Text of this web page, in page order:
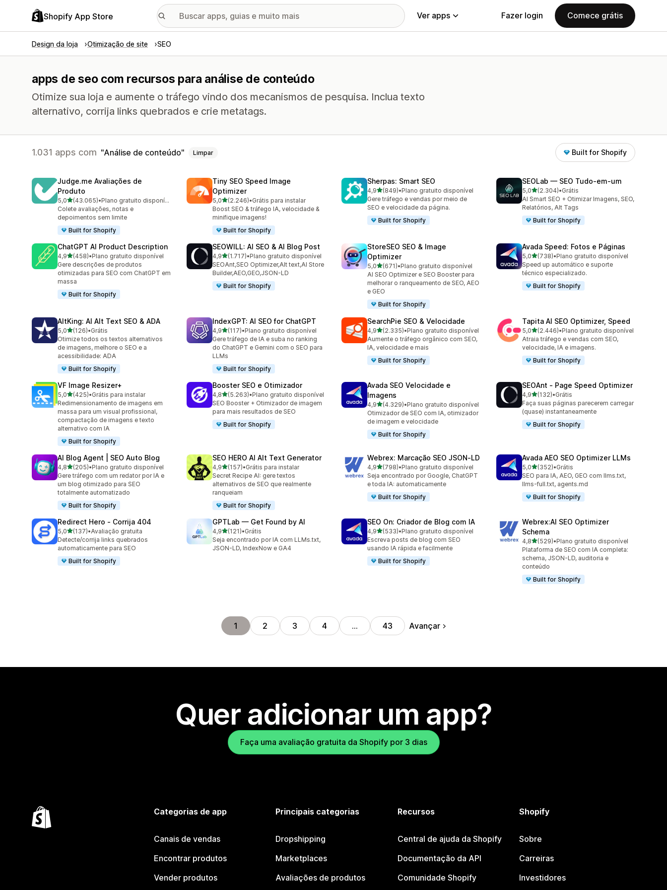
Shopify App Store Ver apps Fazer login Comece grátis
Design da loja Otimização de site SEO
apps de seo com recursos para análise de conteúdo
Otimize sua loja e aumente o tráfego vindo dos mecanismos de pesquisa. Inclua texto
alternativo, corrija links quebrados e crie metatags.
1.031 apps com Análise de conteúdo Limpar Built for Shopify
Judge.me Avaliações de
Produto
5,0de 5 estrelas
(43.065)
43065 avaliações ao todo
•
Plano gratuito disponível
Colete avaliações, notas e
depoimentos sem limite
Built for Shopify
Tiny SEO Speed Image
Optimizer
5,0de 5 estrelas
(2.246)
2246 avaliações ao todo
•Grátis para instalar
Boost SEO & tráfego IA, velocidade &
minifique imagens!
Built for Shopify
Sherpas: Smart SEO
4,9de 5 estrelas
(849)
849 avaliações ao todo
•Plano gratuito disponível
Gere tráfego e vendas por meio de
SEO e velocidade da página.
Built for Shopify
SEOLab — SEO Tudo‑em‑um
5,0de 5 estrelas
(2.304)
2304 avaliações ao todo
•Grátis
AI Smart SEO + Otimizar Imagens, SEO,
Relatórios, Alt Tags
Built for Shopify
ChatGPT AI Product Description
4,9de 5 estrelas
(458)
458 avaliações ao todo
•Plano gratuito disponível
Gere descrições de produtos
otimizadas para SEO com ChatGPT em
massa
Built for Shopify
SEOWILL: AI SEO & AI Blog Post
4,9de 5 estrelas
(1.717)
1717 avaliações ao todo
•Plano gratuito disponível
SEOAnt,SEO Optimizer,Alt text,AI Store
Builder,AEO,GEO,JSON-LD
Built for Shopify
StoreSEO SEO & Image
Optimizer
5,0de 5 estrelas
(671)
671 avaliações ao todo
•Plano gratuito disponível
AI SEO Optimizer e SEO Booster para
melhorar o ranqueamento de SEO, AEO
e GEO
Built for Shopify
Avada Speed: Fotos e Páginas
5,0de 5 estrelas
(738)
738 avaliações ao todo
•Plano gratuito disponível
Speed up automático e suporte
técnico especializado.
Built for Shopify
AltKing: AI Alt Text SEO & ADA
5,0de 5 estrelas
(126)
126 avaliações ao todo
•Grátis
Otimize todos os textos alternativos
de imagens, melhore o SEO e a
acessibilidade: ADA
Built for Shopify
IndexGPT: AI SEO for ChatGPT
4,9de 5 estrelas
(117)
117 avaliações ao todo
•Plano gratuito disponível
Gere tráfego de IA e suba no ranking
do ChatGPT e Gemini com o SEO para
LLMs
Built for Shopify
SearchPie SEO & Velocidade
4,9de 5 estrelas
(2.335)
2335 avaliações ao todo
•Plano gratuito disponível
Aumente o tráfego orgânico com SEO,
IA, velocidade e mais
Built for Shopify
Tapita AI SEO Optimizer, Speed
5,0de 5 estrelas
(2.446)
2446 avaliações ao todo
•Plano gratuito disponível
Atraia tráfego e vendas com SEO,
velocidade, IA e imagens.
Built for Shopify
VF Image Resizer+
5,0de 5 estrelas
(425)
425 avaliações ao todo
•Grátis para instalar
Redimensionamento de imagens em
massa para um visual profissional,
compactação de imagens e texto
alternativo com IA
Built for Shopify
Booster SEO e Otimizador
4,8de 5 estrelas
(5.263)
5263 avaliações ao todo
•Plano gratuito disponível
SEO Booster + Otimizador de imagem
para mais resultados de SEO
Built for Shopify
Avada SEO Velocidade e
Imagens
4,9de 5 estrelas
(4.329)
4329 avaliações ao todo
•Plano gratuito disponível
Otimizador de SEO com IA, otimizador
de imagem e velocidade
Built for Shopify
SEOAnt ‑ Page Speed Optimizer
4,9de 5 estrelas
(132)
132 avaliações ao todo
•Grátis
Faça suas páginas parecerem carregar
(quase) instantaneamente
Built for Shopify
AI Blog Agent | SEO Auto Blog
4,8de 5 estrelas
(205)
205 avaliações ao todo
•Plano gratuito disponível
Gere tráfego com um redator por IA e
um blog otimizado para SEO
totalmente automatizado
Built for Shopify
SEO HERO AI Alt Text Generator
4,9de 5 estrelas
(157)
157 avaliações ao todo
•Grátis para instalar
Secret Recipe AI: gere textos
alternativos de SEO que realmente
ranqueiam
Built for Shopify
Webrex: Marcação SEO JSON‑LD
4,9de 5 estrelas
(798)
798 avaliações ao todo
•Plano gratuito disponível
Seja encontrado por Google, ChatGPT
e toda IA: automaticamente
Built for Shopify
Avada AEO SEO Optimizer LLMs
5,0de 5 estrelas
(352)
352 avaliações ao todo
•Grátis
SEO para IA, AEO, GEO com llms.txt,
llms-full.txt, agents.md
Built for Shopify
Redirect Hero ‑ Corrija 404
5,0de 5 estrelas
(137)
137 avaliações ao todo
•Avaliação gratuita
Detecte/corrija links quebrados
automaticamente para SEO
Built for Shopify
GPTLab — Get Found by AI
4,9de 5 estrelas
(121)
121 avaliações ao todo
•Grátis
Seja encontrado por IA com LLMs.txt,
JSON-LD, IndexNow e GA4
SEO On: Criador de Blog com IA
4,9de 5 estrelas
(533)
533 avaliações ao todo
•Plano gratuito disponível
Escreva posts de blog com SEO
usando IA rápida e facilmente
Built for Shopify
Webrex:AI SEO Optimizer
Schema
4,8de 5 estrelas
(529)
529 avaliações ao todo
•Plano gratuito disponível
Plataforma de SEO com IA completa:
schema, JSON-LD, auditoria e
conteúdo
Built for Shopify
1 2 3 4 … 43 Avançar
Quer adicionar um app?
Faça uma avaliação gratuita da Shopify por 3 dias
Categorias de app
Canais de vendas
Encontrar produtos
Vender produtos
Principais categorias
Dropshipping
Marketplaces
Avaliações de produtos
Recursos
Central de ajuda da Shopify
Documentação da API
Comunidade Shopify
Shopify
Sobre
Carreiras
Investidores